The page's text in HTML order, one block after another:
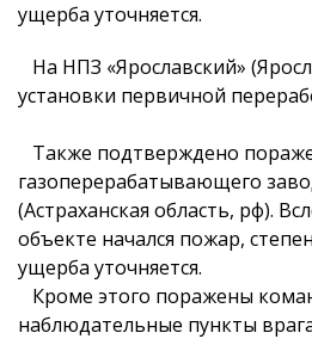
ущерба уточняется.
На НПЗ «Ярославский»
установки первичной
Также подтверждено
газоперерабатывающего
(Астраханская область, рф).
объекте начался пожар,
ущерба уточняется.
Кроме этого поражены
наблюдательные пункты